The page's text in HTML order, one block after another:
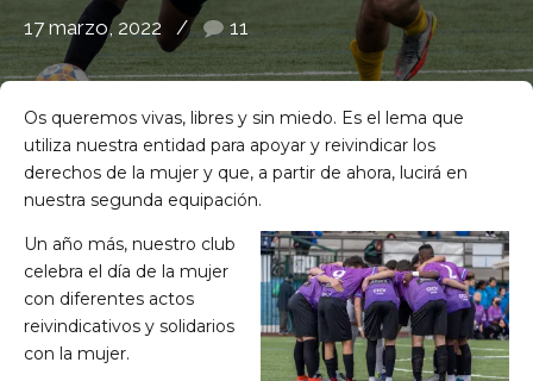
17 marzo, 2022 11
Os queremos vivas, libres y sin miedo. Es el lema que
utiliza nuestra entidad para apoyar y reivindicar los
derechos de la mujer y que, a partir de ahora, lucirá en
nuestra segunda equipación.
Un año más, nuestro club
celebra el día de la mujer
con diferentes actos
reivindicativos y solidarios
con la mujer.